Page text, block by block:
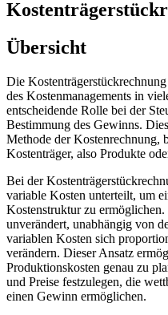
Übersicht
Die
des Kostenmanagements in
entscheidende Rolle bei der
Bestimmung des Gewinns.
Methode der Kostenrechnung,
Kostenträger, also Produkte
Bei der
variable Kosten unterteilt, um
Kostenstruktur zu
unverändert, unabhängig von
variablen Kosten sich
verändern. Dieser Ansatz
Produktionskosten genau zu
und Preise festzulegen, die
einen Gewinn ermöglichen.